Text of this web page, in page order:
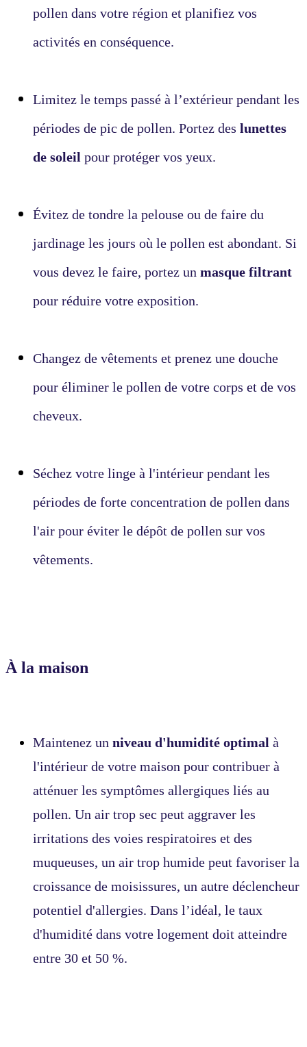
pollen dans votre région et planifiez vos
activités en conséquence.
Limitez le temps passé à l’extérieur pendant les
périodes de pic de pollen. Portez des lunettes
de soleil pour protéger vos yeux.
Évitez de tondre la pelouse ou de faire du
jardinage les jours où le pollen est abondant. Si
vous devez le faire, portez un masque filtrant
pour réduire votre exposition.
Changez de vêtements et prenez une douche
pour éliminer le pollen de votre corps et de vos
cheveux.
Séchez votre linge à l'intérieur pendant les
périodes de forte concentration de pollen dans
l'air pour éviter le dépôt de pollen sur vos
vêtements.
À la maison
Maintenez un niveau d'humidité optimal à
l'intérieur de votre maison pour contribuer à
atténuer les symptômes allergiques liés au
pollen. Un air trop sec peut aggraver les
irritations des voies respiratoires et des
muqueuses, un air trop humide peut favoriser la
croissance de moisissures, un autre déclencheur
potentiel d'allergies. Dans l’idéal, le taux
d'humidité dans votre logement doit atteindre
entre 30 et 50 %.